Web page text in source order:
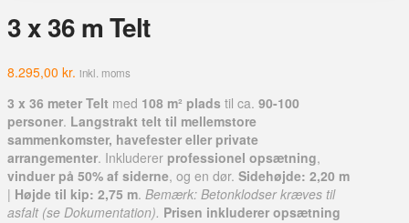
3 x 36 m Telt
8.295,00 kr. inkl. moms
3 x 36 meter Telt med 108 m² plads til ca. 90-100
personer. Langstrakt telt til mellemstore
sammenkomster, havefester eller private
arrangementer. Inkluderer professionel opsætning,
vinduer på 50% af siderne, og en dør. Sidehøjde: 2,20 m
| Højde til kip: 2,75 m. Bemærk: Betonklodser kræves til
asfalt (se Dokumentation). Prisen inkluderer opsætning